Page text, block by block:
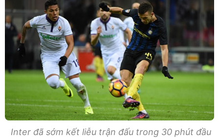
Inter đã sớm kết liễu trận đấu trong 30 phút đầu